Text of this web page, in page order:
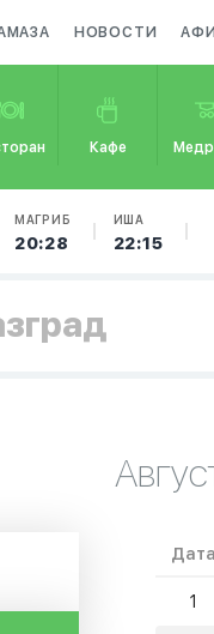
НОВОСТИ
Кафе
МАГРИБ
20:28
ИША
22:15
Дата
1